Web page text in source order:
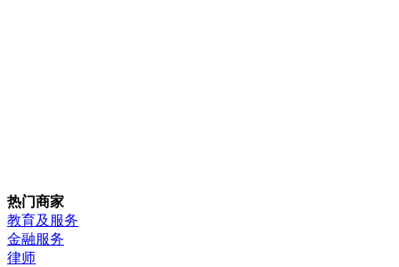
热门商家
教育及服务
金融服务
律师